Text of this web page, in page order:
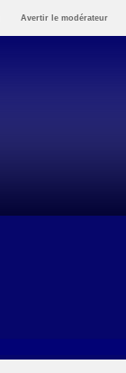
Avertir le modérateur